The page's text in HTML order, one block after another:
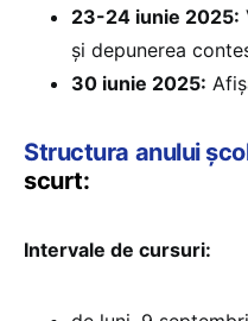
23-24 iunie 2025:
și depunerea
30 iunie 2025:
Structura anului
scurt:
Intervale de cursuri: